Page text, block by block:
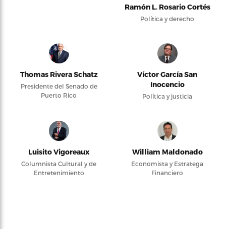
Ramón L. Rosario Cortés
Política y derecho
Thomas Rivera Schatz
Presidente del Senado de
Puerto Rico
Víctor García San
Inocencio
Política y justicia
Luisito Vigoreaux
Columnista Cultural y de
Entretenimiento
William Maldonado
Economista y Estratega
Financiero